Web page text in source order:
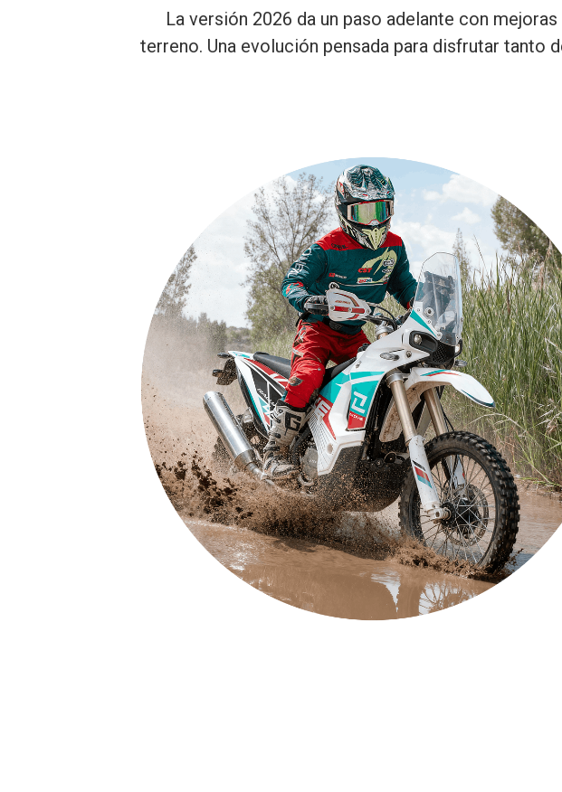
La versión 2026 da un paso adelante con
terreno. Una evolución pensada para disfrutar tanto